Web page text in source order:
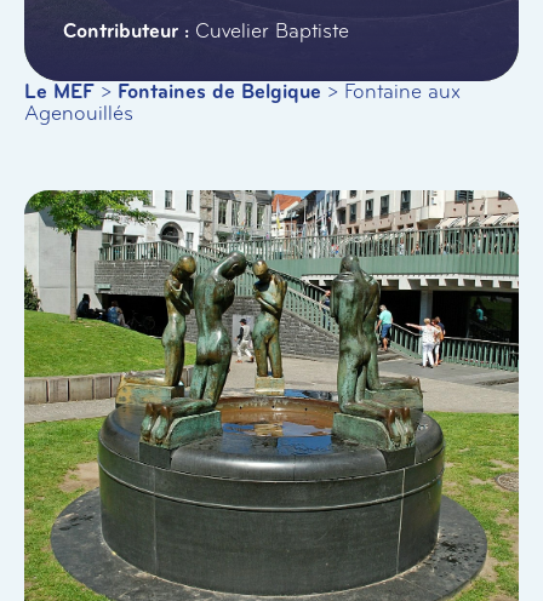
Cuvelier Baptiste
Le MEF > Fontaines de Belgique > Fontaine aux
Agenouillés